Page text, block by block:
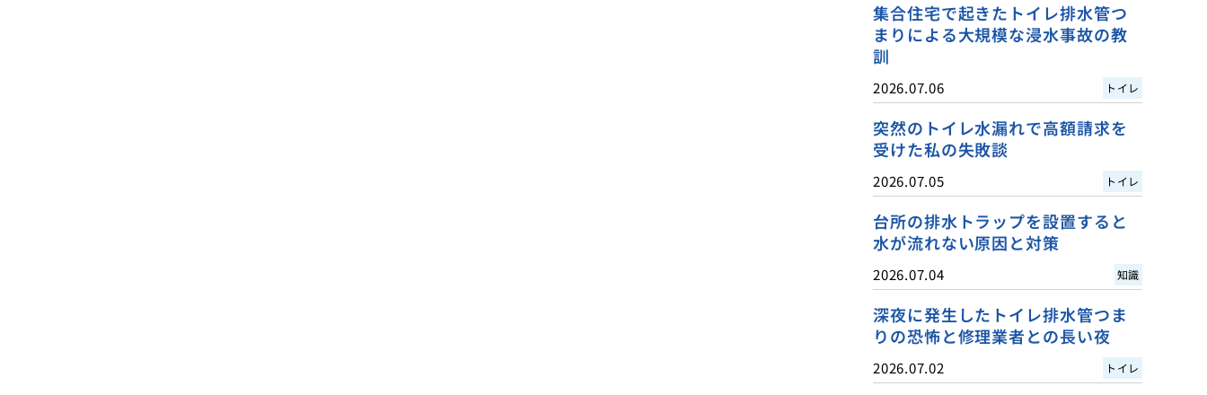
集合住宅で起きたトイレ排水管つ
まりによる大規模な浸水事故の教
訓
2026.07.06 トイレ
突然のトイレ水漏れで高額請求を
受けた私の失敗談
2026.07.05 トイレ
台所の排水トラップを設置すると
水が流れない原因と対策
2026.07.04 知識
深夜に発生したトイレ排水管つま
りの恐怖と修理業者との長い夜
2026.07.02 トイレ